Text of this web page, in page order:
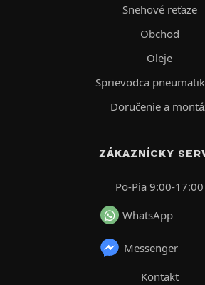
Snehové reťaze
Obchod
Oleje
Sprievodca
Doručenie a
ZÁKAZNÍCKY
Po-Pia 9:00-17:00
WhatsApp
Messenger
Kontakt